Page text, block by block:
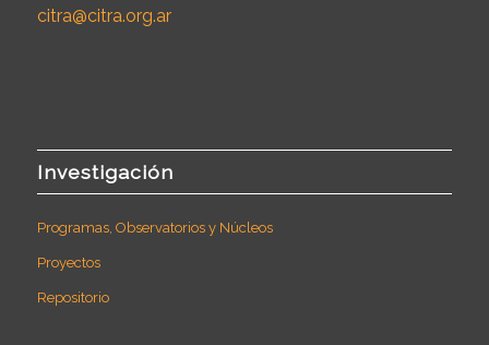
citra@citra.org.ar
Investigación
Programas, Observatorios y Núcleos
Proyectos
Repositorio